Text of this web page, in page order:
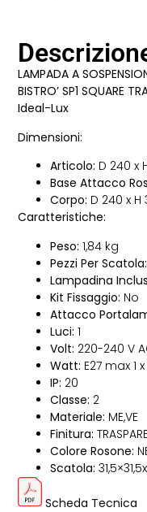
LAMPADA A
BISTRO’ SP1 SQUARE
Ideal-Lux
Dimensioni:
Articolo: D 240 x
Base Attacco
Corpo: D 240 x
Caratteristiche:
Peso: 1,84 kg
Pezzi Per Scatola:
Lampadina
Kit Fissaggio: No
Attacco
Luci: 1
Volt: 220-240 V
Watt: E27 max 1
IP: 20
Classe: 2
Materiale: ME,VE
Finitura:
Colore Rosone:
Scatola:
Scheda Tecnica